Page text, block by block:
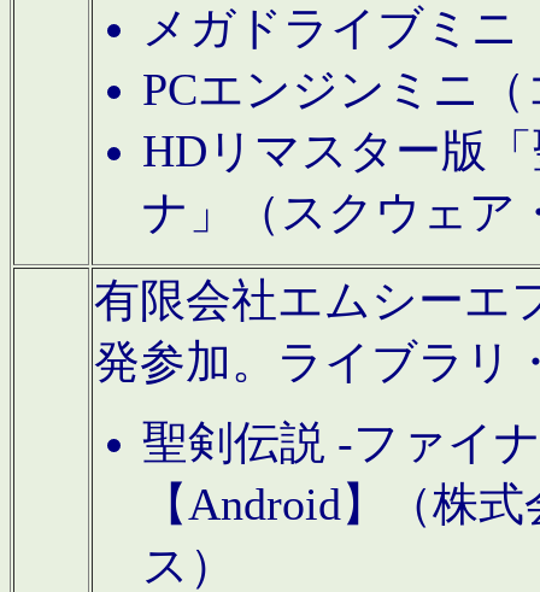
メガドライブミニ
PCエンジンミニ
HDリマスター版
ナ」（スクウェア
有限会社エムシーエ
発参加。ライブラリ
聖剣伝説 -ファイ
【Android】（株
ス）